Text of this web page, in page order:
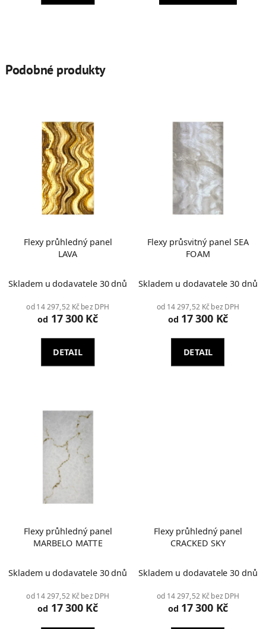
Podobné produkty
Flexy průhledný panel
LAVA
Skladem u dodavatele 30 dnů
od 14 297,52 Kč bez DPH
od 17 300 Kč
DETAIL
Flexy průsvitný panel SEA
FOAM
Skladem u dodavatele 30 dnů
od 14 297,52 Kč bez DPH
od 17 300 Kč
DETAIL
Flexy průhledný panel
MARBELO MATTE
Skladem u dodavatele 30 dnů
od 14 297,52 Kč bez DPH
od 17 300 Kč
Flexy průhledný panel
CRACKED SKY
Skladem u dodavatele 30 dnů
od 14 297,52 Kč bez DPH
od 17 300 Kč